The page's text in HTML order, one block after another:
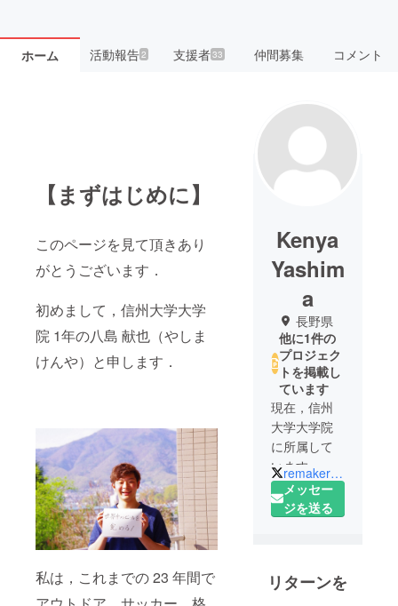
ホーム 活動報告2 支援者33 仲間募集 コメント
【まずはじめに】
このページを見て頂きあり
がとうございます．
初めまして，信州大学大学
院 1年の八島 献也（やしま
けんや）と申します．
私は，これまでの 23 年間で
Kenya
Yashim
a
長野県
他に1件の
プロジェク
トを掲載し
ています
現在，信州
大学大学院
に所属して
います．
自然と触れ
合うような
スノーボー
remaker314
メッセー
ジを送る
リターンを